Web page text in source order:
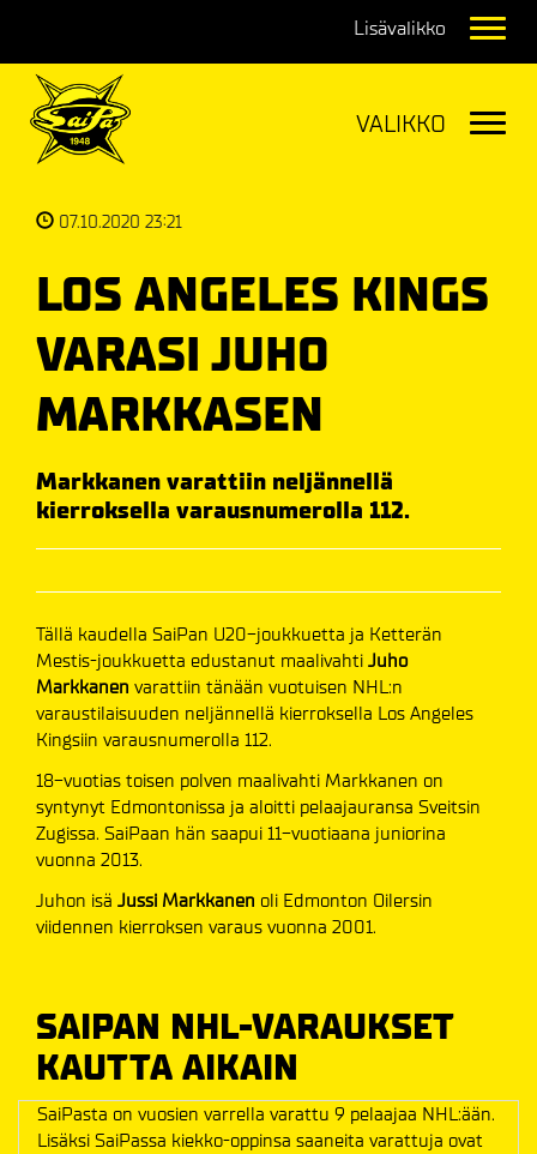
07.10.2020 23:21
LOS ANGELES KINGS
VARASI JUHO
MARKKASEN
Markkanen varattiin neljännellä
kierroksella varausnumerolla 112.
Tällä kaudella SaiPan U20-joukkuetta ja Ketterän
Mestis-joukkuetta edustanut maalivahti Juho
Markkanen varattiin tänään vuotuisen NHL:n
varaustilaisuuden neljännellä kierroksella Los Angeles
Kingsiin varausnumerolla 112.
18-vuotias toisen polven maalivahti Markkanen on
syntynyt Edmontonissa ja aloitti pelaajauransa Sveitsin
Zugissa. SaiPaan hän saapui 11-vuotiaana juniorina
vuonna 2013.
Juhon isä Jussi Markkanen oli Edmonton Oilersin
viidennen kierroksen varaus vuonna 2001.
SAIPAN NHL-VARAUKSET
KAUTTA AIKAIN
SaiPasta on vuosien varrella varattu 9 pelaajaa NHL:ään.
Lisäksi SaiPassa kiekko-oppinsa saaneita varattuja ovat